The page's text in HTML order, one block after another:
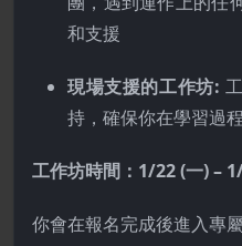
和支援
現場支援的工作坊:
持，確保你在學習過
工作坊時間：1/22 (一) – 1/
你會在報名完成後進入專屬